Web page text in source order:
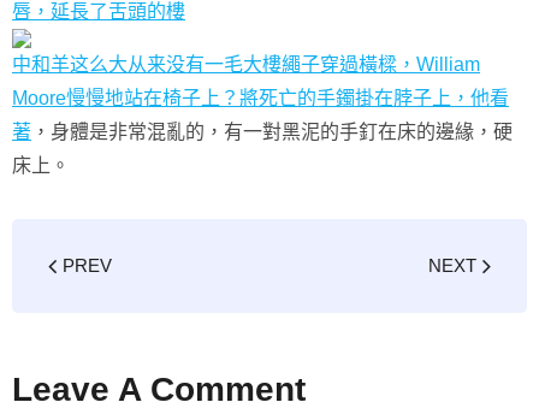
唇，延長了舌頭的樓
中和羊这么大从来没有一毛大樓繩子穿過橫樑，William
Moore慢慢地站在椅子上？將死亡的手鐲掛在脖子上，他看
著 ，身體是非常混亂的，有一對黑泥的手釘在床的邊緣，硬
床上。
PREV NEXT
Leave A Comment